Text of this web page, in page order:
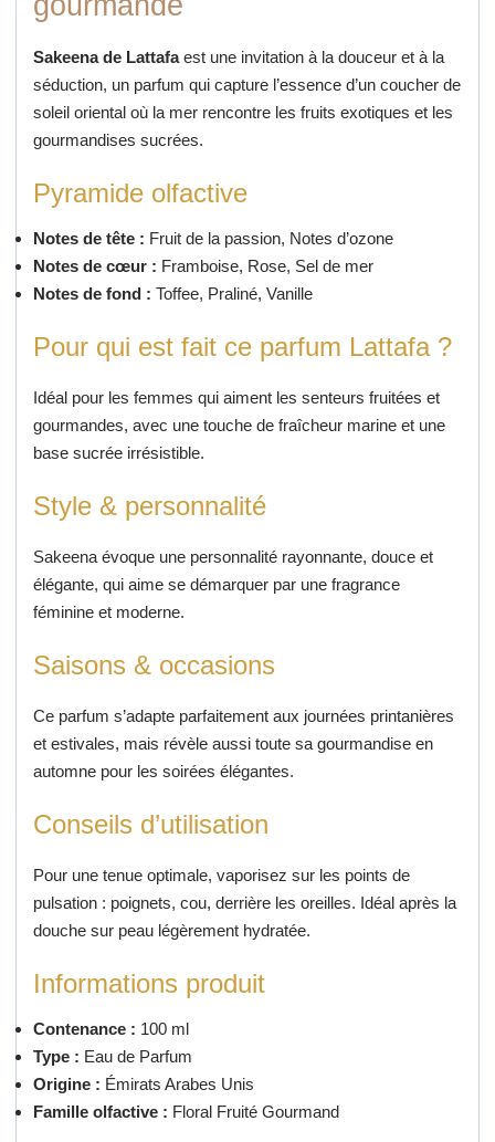
Sakeena de Lattafaest une invitation à la douceur et à la
séduction, un parfum qui capture l’essence d’un coucher de
soleil oriental où la mer rencontre les fruits exotiques et les
gourmandises sucrées.
Pyramide olfactive
Notes de tête : Fruit de la passion, Notes d’ozone
Notes de cœur : Framboise, Rose, Sel de mer
Notes de fond : Toffee, Praliné, Vanille
Pour qui est fait ce parfum Lattafa ?
Idéal pour les femmes qui aiment les senteurs fruitées et
gourmandes, avec une touche de fraîcheur marine et une
base sucrée irrésistible.
Style & personnalité
Sakeena évoque une personnalité rayonnante, douce et
élégante, qui aime se démarquer par une fragrance
féminine et moderne.
Saisons & occasions
Ce parfum s’adapte parfaitement aux journées printanières
et estivales, mais révèle aussi toute sa gourmandise en
automne pour les soirées élégantes.
Conseils d’utilisation
Pour une tenue optimale, vaporisez sur les points de
pulsation : poignets, cou, derrière les oreilles. Idéal après la
douche sur peau légèrement hydratée.
Informations produit
Contenance : 100 ml
Type : Eau de Parfum
Origine : Émirats Arabes Unis
Famille olfactive : Floral Fruité Gourmand